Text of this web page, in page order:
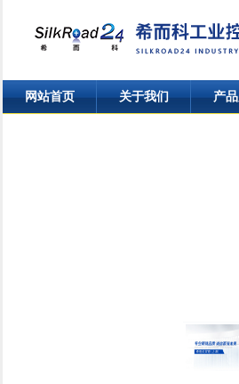
网站首页 关于我们 产